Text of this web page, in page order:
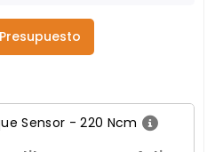
Sensor - 220 Ncm